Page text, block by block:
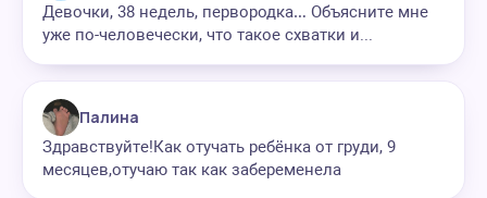
Девочки, 38 недель, первородка… Объясните мне
уже по-человечески, что такое схватки и...
Палина
Здравствуйте!Как отучать ребёнка от груди, 9
месяцев,отучаю так как забеременела